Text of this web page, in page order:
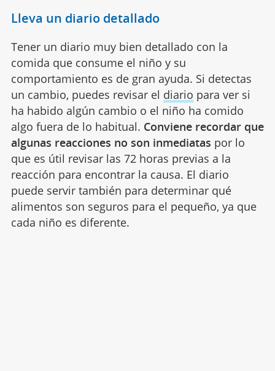
Lleva un diario detallado
Tener un diario muy bien detallado con la
comida que consume el niño y su
comportamiento es de gran ayuda. Si detectas
un cambio, puedes revisar el diario para ver si
ha habido algún cambio o el niño ha comido
algo fuera de lo habitual. Conviene recordar que
algunas reacciones no son inmediatas por lo
que es útil revisar las 72 horas previas a la
reacción para encontrar la causa. El diario
puede servir también para determinar qué
alimentos son seguros para el pequeño, ya que
cada niño es diferente.